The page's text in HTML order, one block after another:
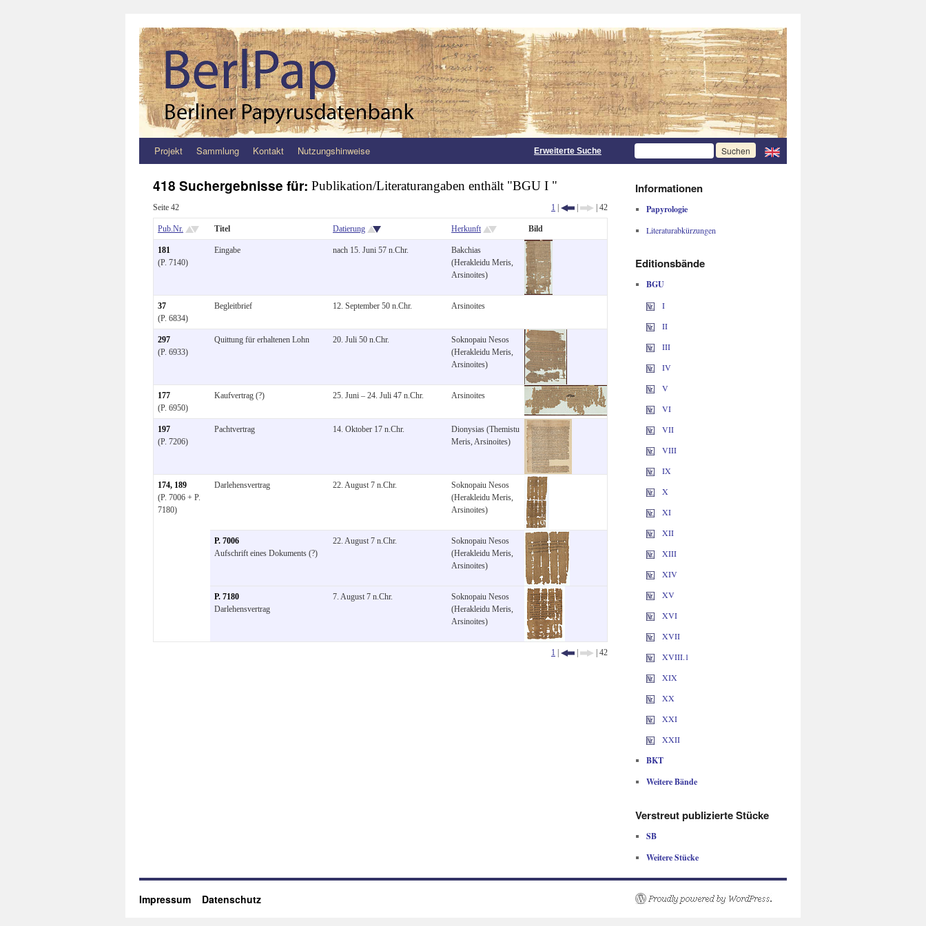
Zum
springen
Projekt Sammlung Kontakt Nutzungshinweise Erweiterte Suche
418 Suchergebnisse für: Publikation/Literaturangaben enthält "BGU I "
Seite 42 1 | | | 42
Pub.Nr. Titel Datierung Herkunft Bild
181
(P. 7140)
Eingabe nach 15. Juni 57 n.Chr.
Bakchias
(Herakleidu Meris,
Arsinoites)
37
(P. 6834)
Begleitbrief 12. September 50 n.Chr. Arsinoites
297
(P. 6933)
Quittung für erhaltenen Lohn 20. Juli 50 n.Chr.
Soknopaiu Nesos
(Herakleidu Meris,
Arsinoites)
177
(P. 6950)
Kaufvertrag (?) 25. Juni – 24. Juli 47 n.Chr. Arsinoites
197
(P. 7206)
Pachtvertrag 14. Oktober 17 n.Chr.
Dionysias (Themistu
Meris, Arsinoites)
174, 189
(P. 7006 + P.
7180)
Darlehensvertrag 22. August 7 n.Chr.
Soknopaiu Nesos
(Herakleidu Meris,
Arsinoites)
P. 7006
Aufschrift eines Dokuments (?)
22. August 7 n.Chr.
Soknopaiu Nesos
(Herakleidu Meris,
Arsinoites)
P. 7180
Darlehensvertrag
7. August 7 n.Chr.
Soknopaiu Nesos
(Herakleidu Meris,
Arsinoites)
1 | | | 42
Informationen
Papyrologie
Literaturabkürzungen
Editionsbände
BGU
I
II
III
IV
V
VI
VII
VIII
IX
X
XI
XII
XIII
XIV
XV
XVI
XVII
XVIII.1
XIX
XX
XXI
XXII
BKT
Weitere Bände
Verstreut publizierte Stücke
SB
Weitere Stücke
Impressum Datenschutz